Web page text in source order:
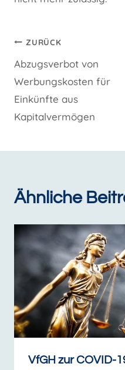
ZURÜCK
Abzugsverbot von
Werbungskosten für
Einkünfte aus
Kapitalvermögen
Ähnliche
VfGH zur COVID-